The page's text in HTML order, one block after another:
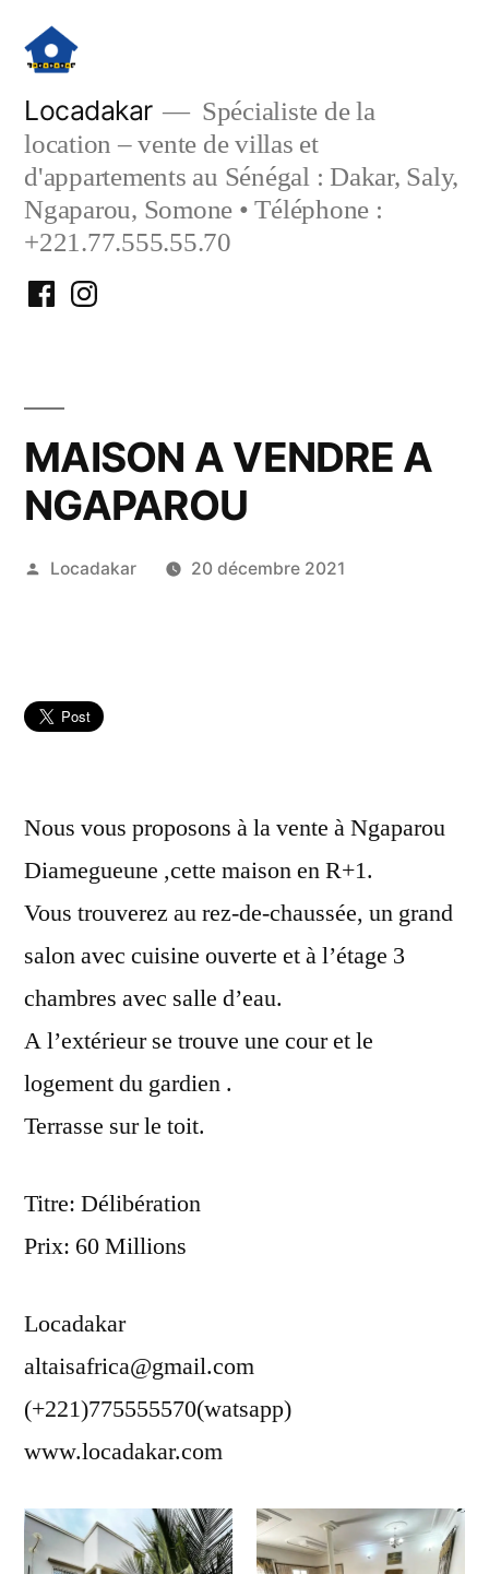
contenu
Locadakar
Spécialiste de la
location – vente de villas et
d'appartements au Sénégal : Dakar, Saly,
Ngaparou, Somone • Téléphone :
+221.77.555.55.70
FacebookInstagram
MAISON A VENDRE A
NGAPAROU
Publié
Locadakar 20 décembre 2021
Nous vous proposons à la vente à Ngaparou
Diamegueune ,cette maison en R+1.
Vous trouverez au rez-de-chaussée, un grand
salon avec cuisine ouverte et à l’étage 3
chambres avec salle d’eau.
A l’extérieur se trouve une cour et le
logement du gardien .
Terrasse sur le toit.
Titre: Délibération
Prix: 60 Millions
Locadakar
altaisafrica@gmail.com
(+221)775555570(watsapp)
www.locadakar.com